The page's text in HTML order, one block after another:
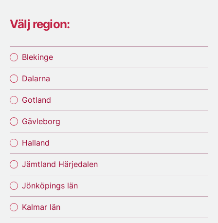
Välj region:
Blekinge
Dalarna
Gotland
Gävleborg
Halland
Jämtland Härjedalen
Jönköpings län
Kalmar län